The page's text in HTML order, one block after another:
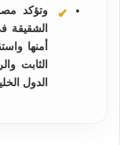
وتؤكد
الشقيقة
أمنها
الثابت
الدول